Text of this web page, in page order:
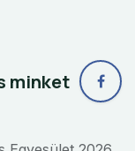
minket